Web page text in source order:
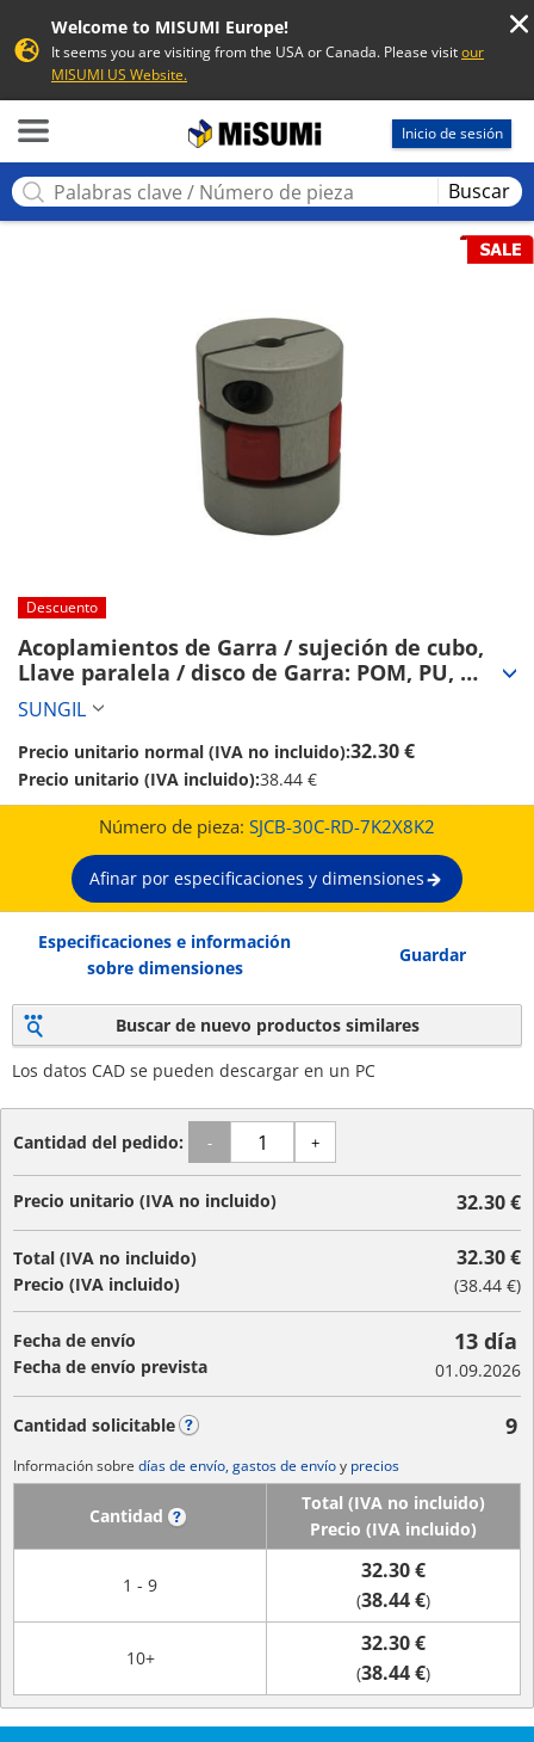
Welcome to MISUMI Europe!
It seems you are visiting from the USA or Canada. Please visitour
MISUMI US Website.
Inicio de sesión
Buscar
Descuento
Acoplamientos de Garra / sujeción de cubo,
Llave paralela / disco de Garra: POM, PU,
elastómero de poliéster / cuerpo: aluminio /
SJC / SUNGIL (SJCB-30C-RD-7K2X8K2)
SUNGIL
Precio unitario normal (IVA no incluido):32.30 €
Precio unitario (IVA incluido):38.44 €
Número de pieza: SJCB-30C-RD-7K2X8K2
Afinar por especificaciones y dimensiones
Especificaciones e información
sobre dimensiones
Guardar
Buscar de nuevo productos similares
Los datos CAD se pueden descargar en un PC
Cantidad del pedido: - +
Precio unitario (IVA no incluido) 32.30 €
Total (IVA no incluido)
Precio (IVA incluido)
32.30 €
(38.44 €)
Fecha de envío
Fecha de envío prevista
13 día
01.09.2026
Cantidad solicitable 9
Información sobre días de envío, gastos de envíoy precios
Cantidad
Total (IVA no incluido)
Precio (IVA incluido)
1 - 9
32.30 €
(38.44 €)
10+
32.30 €
(38.44 €)